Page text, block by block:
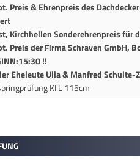
Preis & Ehrenpreis des
Kirchhellen Sonderehrenpreis für
Preis der Firma Schraven GmbH,
!!
Eheleute Ulla & Manfred Schulte-
Kl.L 115cm